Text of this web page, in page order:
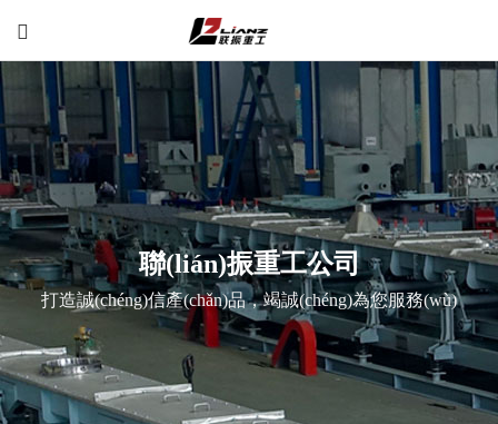
聯(lián)振重工公司
打造誠(chéng)信產(chǎn)品，竭誠(chéng)為您服務(wù)